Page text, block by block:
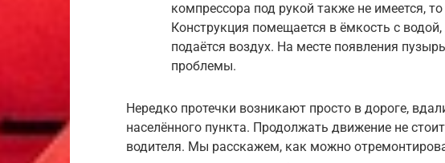
компрессора под рукой также не имеется,
Конструкция помещается в ёмкость с
подаётся воздух. На месте появления
проблемы.
Нередко протечки возникают просто в дороге,
населённого пункта. Продолжать движение не
водителя. Мы расскажем, как можно